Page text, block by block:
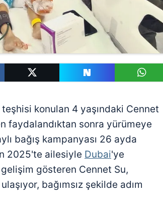
konulan 4 yaşındaki Cennet
faydalandıktan sonra yürümeye
bağış kampanyası 26 ayda
2025'te ailesiyle Dubai'ye
gösteren Cennet Su,
bağımsız şekilde adım